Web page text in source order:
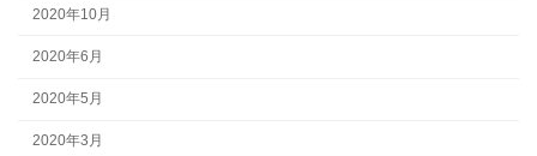
2020年10月
2020年6月
2020年5月
2020年3月